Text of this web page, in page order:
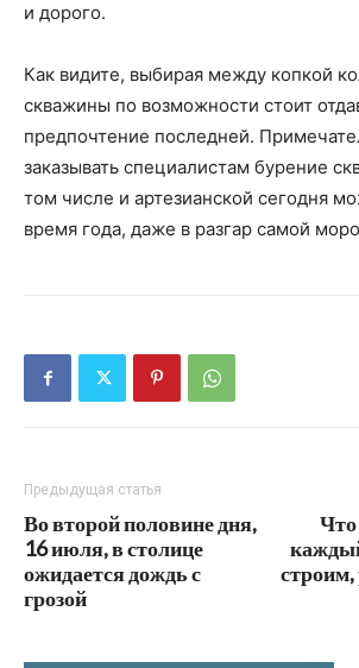
и дорого.
Как видите, выбирая между копкой
скважины по возможности стоит
предпочтение последней.
заказывать специалистам бурение
том числе и артезианской сегодня
время года, даже в разгар самой
Предыдущая статья
Во второй половине дня,
16 июля, в столице
ожидается дождь с
грозой
Что